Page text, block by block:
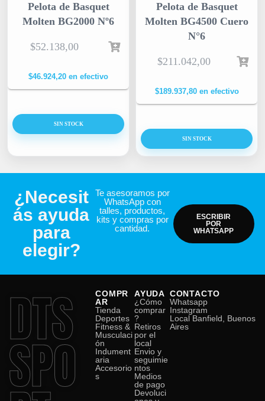
Pelota de Basquet
Molten BG2000 Nº6
$52.138,00
$46.924,20 en efectivo
SIN STOCK
Pelota de Basquet
Molten BG4500 Cuero
N°6
$211.042,00
$189.937,80en efectivo
SIN STOCK
¿Necesit
ás ayuda
para
elegir?
Te asesoramos por
WhatsApp con
talles, productos,
kits y compras por
cantidad.
ESCRIBIR
POR
WHATSAPP
DTS
SPO
COMPR
AR
Tienda
Deportes
Fitness &
Musculaci
ón
Indument
aria
Accesorio
s
AYUDA
¿Cómo
comprar
?
Retiros
por el
local
Envio y
seguimie
ntos
Medios
de pago
Devoluci
CONTACTO
Whatsapp
Instagram
Local Banfield, Buenos
Aires